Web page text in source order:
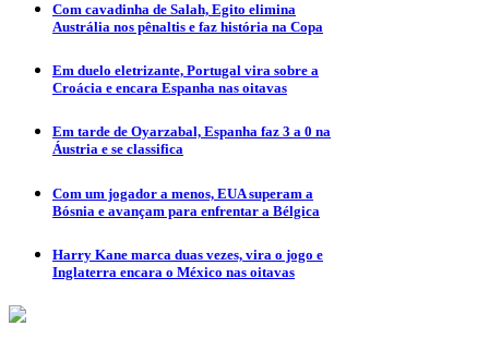
Com cavadinha de Salah, Egito elimina
Austrália nos pênaltis e faz história na Copa
Em duelo eletrizante, Portugal vira sobre a
Croácia e encara Espanha nas oitavas
Em tarde de Oyarzabal, Espanha faz 3 a 0 na
Áustria e se classifica
Com um jogador a menos, EUA superam a
Bósnia e avançam para enfrentar a Bélgica
Harry Kane marca duas vezes, vira o jogo e
Inglaterra encara o México nas oitavas